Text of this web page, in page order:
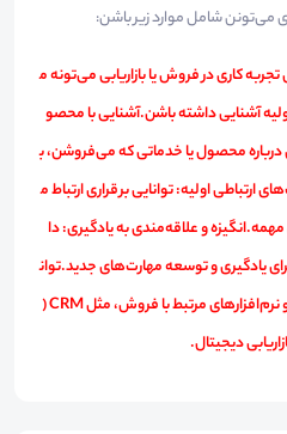
شامل موارد زیر باشن:
کاری در فروش یا بازاریابی می‌تونه م
آشنایی داشته باشن.آشنایی با محصو
درباره محصول یا خدماتی که می‌فروشن، ب
اولیه: توانایی برقراری ارتباط م
و علاقه‌مندی به یادگیری: دا
یادگیری و توسعه مهارت‌های جدید.توان
ایی کار با تکنولوژی: آشنایی با ابزارها و نرم‌افزارهای مرتبط با فروش، مثل CRM (
دیجیتال.